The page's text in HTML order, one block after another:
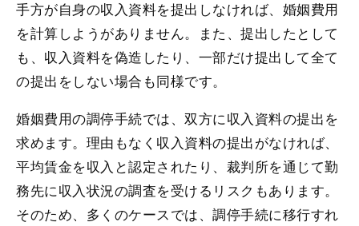
手方が自身の収入資料を提出しなければ、婚姻費用
を計算しようがありません。また、提出したとして
も、収入資料を偽造したり、一部だけ提出して全て
の提出をしない場合も同様です。
婚姻費用の調停手続では、双方に収入資料の提出を
求めます。理由もなく収入資料の提出がなければ、
平均賃金を収入と認定されたり、裁判所を通じて勤
務先に収入状況の調査を受けるリスクもあります。
そのため、多くのケースでは、調停手続に移行すれ